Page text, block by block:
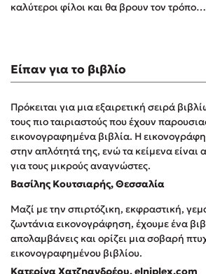
Freida McFadden
Mimi Matthews
Rebecca Yarros
Teo Benedetti
Τζένη Κουτσοδημητροπούλου
Emily Henry
Ali Hazelwood
Cori Doerrfeld
Pierdomenico Baccalario
Δανάη Ιμπραχήμ
καλύτεροι φίλοι και θα βρουν τον τρόπο…
Είπαν για το βιβλίο
Πρόκειται για μια εξαιρετική σειρά
τους πιο ταιριαστούς που έχουν
εικονογραφημένα βιβλία. Η
στην απλότητά της, ενώ τα κείμενα είναι
για τους μικρούς αναγνώστες.
Βασίλης Κουτσιαρής, Θεσσαλία
Μαζί με την σπιρτόζικη, εκφραστική,
ζωντάνια εικονογράφηση, έχουμε ένα
απολαμβάνεις και ορίζει μια σοβαρή
εικονογραφημένου βιβλίου.